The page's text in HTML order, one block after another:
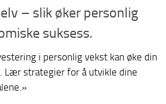
– slik øker personlig
suksess.
i personlig vekst kan øke din
Lær strategier for å utvikle dine